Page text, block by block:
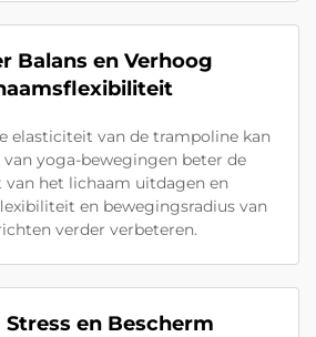
Balans en Verhoog
elasticiteit van de trampoline kan
yoga-bewegingen beter de
van het lichaam uitdagen en
en bewegingsradius van
verder verbeteren.
Stress en Bescherm